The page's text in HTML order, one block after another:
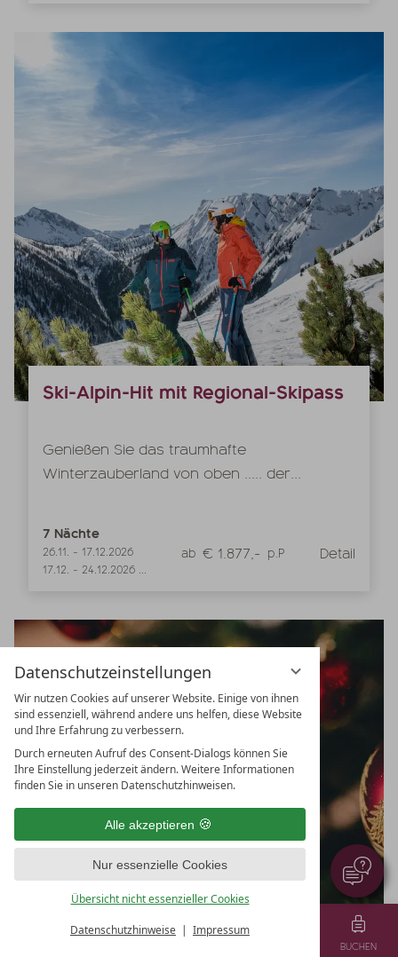
Datenschutzeinstellungen
Wir nutzen Cookies auf unserer Website. Einige von ihnen
sind essenziell, während andere uns helfen, diese Website
und Ihre Erfahrung zu verbessern.
Durch erneuten Aufruf des Consent-Dialogs können Sie
Ihre Einstellung jederzeit ändern. Weitere Informationen
finden Sie in unseren Datenschutzhinweisen.
Alle akzeptieren
Nur essenzielle Cookies
Übersicht nicht essenzieller Cookies
Datenschutzhinweise Impressum
Ski-Alpin-Hit mit Regional-Skipass
Genießen Sie das traumhafte
Winterzauberland von oben ..... der...
7 Nächte
26.11. - 17.12.2026
17.12. - 24.12.2026 ...
ab € 1.877,- p.P Detail